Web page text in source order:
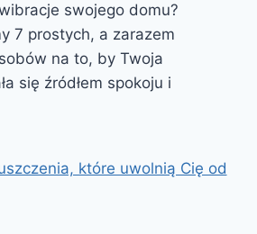
swojego domu?
7 prostych, a zarazem
na to, by Twoja
się źródłem spokoju i
które uwolnią Cię od